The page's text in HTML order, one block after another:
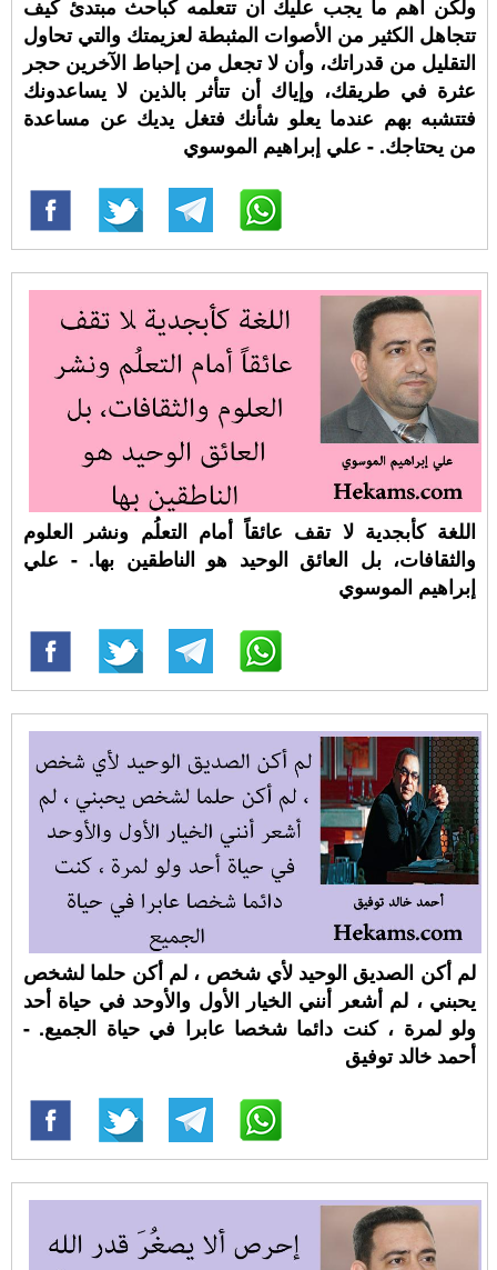
ولكن أهم ما يجب عليك أن تتعلمه كباحث مبتدئ كيف
تتجاهل الكثير من الأصوات المثبطة لعزيمتك والتي تحاول
التقليل من قدراتك، وأن لا تجعل من إحباط الآخرين حجر
عثرة في طريقك، وإياك أن تتأثر بالذين لا يساعدونك
فتتشبه بهم عندما يعلو شأنك فتغل يديك عن مساعدة
من يحتاجك. - علي إبراهيم الموسوي
اللغة كأبجدية لا تقف عائقاً أمام التعلُم ونشر العلوم
والثقافات، بل العائق الوحيد هو الناطقين بها. - علي
إبراهيم الموسوي
لم أكن الصديق الوحيد لأي شخص ، لم أكن حلما لشخص
يحبني ، لم أشعر أنني الخيار الأول والأوحد في حياة أحد
ولو لمرة ، كنت دائما شخصا عابرا في حياة الجميع. -
أحمد خالد توفيق